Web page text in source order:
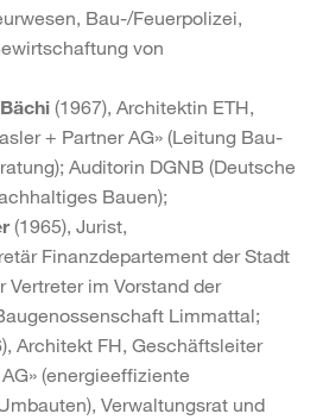
Bau-/Feuerpolizei,
von
(1967), Architektin ETH,
+ Partner AG» (Leitung Bau-
Auditorin DGNB (Deutsche
Bauen);
(1965), Jurist,
Finanzdepartement der Stadt
Vertreter im Vorstand der
Limmattal;
Architekt FH, Geschäftsleiter
(energieeffiziente
Verwaltungsrat und